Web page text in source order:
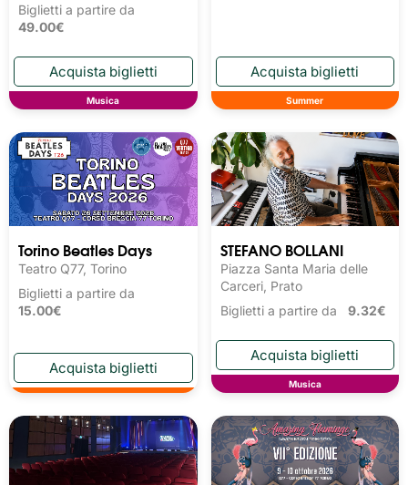
Biglietti a partire da
49.00€
Musica Summer
Torino Beatles Days
Teatro Q77, Torino
Biglietti a partire da
15.00€
STEFANO BOLLANI
Piazza Santa Maria delle
Carceri, Prato
Biglietti a partire da 9.32€
Musica